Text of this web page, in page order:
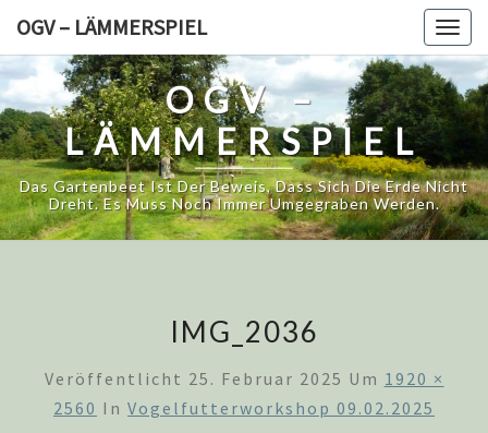
content
OGV – LÄMMERSPIEL
OGV –
LÄMMERSPIEL
Das Gartenbeet Ist Der Beweis, Dass Sich Die Erde Nicht
Dreht. Es Muss Noch Immer Umgegraben Werden.
IMG_2036
Veröffentlicht 25. Februar 2025 Um 1920 ×
2560 In Vogelfutterworkshop 09.02.2025